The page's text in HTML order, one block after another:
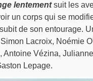
lentementsuit les
un corps qui se
de son entourage.
Lacroix, Noémie
Antoine Vézina,
Lepage.